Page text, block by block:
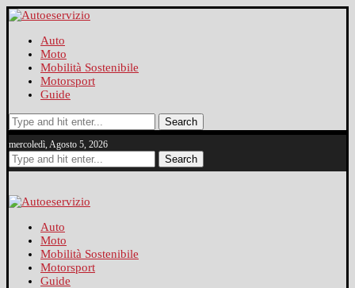
Auto
Moto
Mobilità Sostenibile
Motorsport
Guide
Search
mercoledì, Agosto 5, 2026
Search
Auto
Moto
Mobilità Sostenibile
Motorsport
Guide